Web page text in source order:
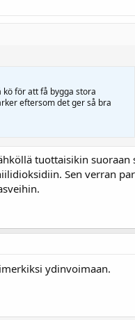
för att få bygga stora
eftersom det ger så bra
tuottaisikin
Sen verran
ydinvoimaan.